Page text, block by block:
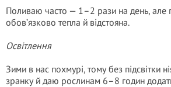
Поливаю часто — 1–2 рази на день, але
обов’язково тепла й відстояна.
Освітлення
Зими в нас похмурі, тому без підсвітки
зранку й даю рослинам 6–8 годин